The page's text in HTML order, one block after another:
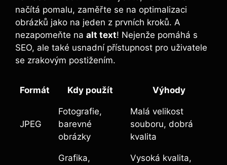
načítá pomalu, zaměřte se na optimalizaci
obrázků jako na jeden z prvních kroků. A
nezapomeňte na alt text! Nejenže pomáhá s
SEO, ale také usnadní přístupnost pro uživatele
se zrakovým postižením.
Formát Kdy použít Výhody
JPEG
Fotografie,
barevné
obrázky
Malá velikost
souboru, dobrá
kvalita
Grafika,
Vysoká kvalita,